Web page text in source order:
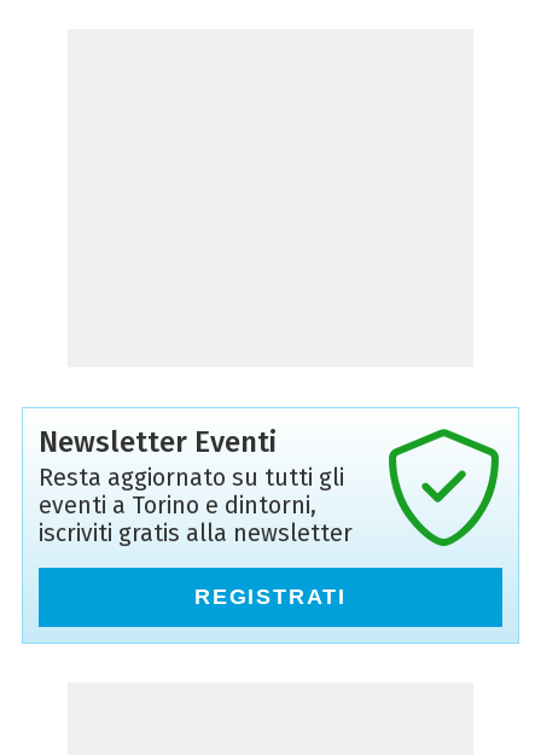
Newsletter Eventi
Resta aggiornato su tutti gli
eventi a Torino e dintorni,
iscriviti gratis alla newsletter
REGISTRATI